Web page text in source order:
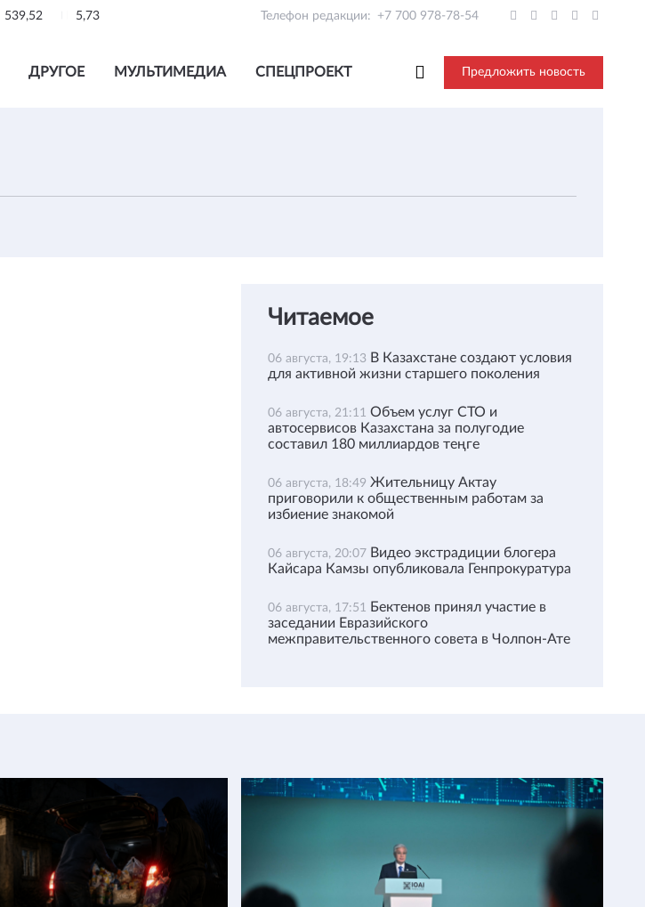
539,52 5,73 Телефон редакции: +7 700 978-78-54
ДРУГОЕ МУЛЬТИМЕДИА СПЕЦПРОЕКТ Предложить новость
Читаемое
06 августа, 19:13 В Казахстане создают условия
для активной жизни старшего поколения
06 августа, 21:11 Объем услуг СТО и
автосервисов Казахстана за полугодие
составил 180 миллиардов теңге
06 августа, 18:49 Жительницу Актау
приговорили к общественным работам за
избиение знакомой
06 августа, 20:07 Видео экстрадиции блогера
Кайсара Камзы опубликовала Генпрокуратура
06 августа, 17:51 Бектенов принял участие в
заседании Евразийского
межправительственного совета в Чолпон-Ате